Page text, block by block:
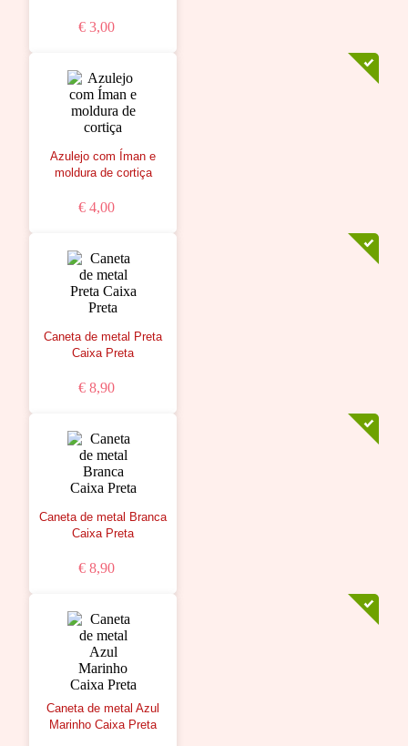
€ 3,00
Azulejo com Íman e
moldura de cortiça
€ 4,00
Caneta de metal Preta
Caixa Preta
€ 8,90
Caneta de metal Branca
Caixa Preta
€ 8,90
Caneta de metal Azul
Marinho Caixa Preta